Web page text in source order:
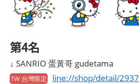
第4名
↓ SANRIO 蛋黃哥 gudetama
TW 台灣限定
line://shop/detail/2937